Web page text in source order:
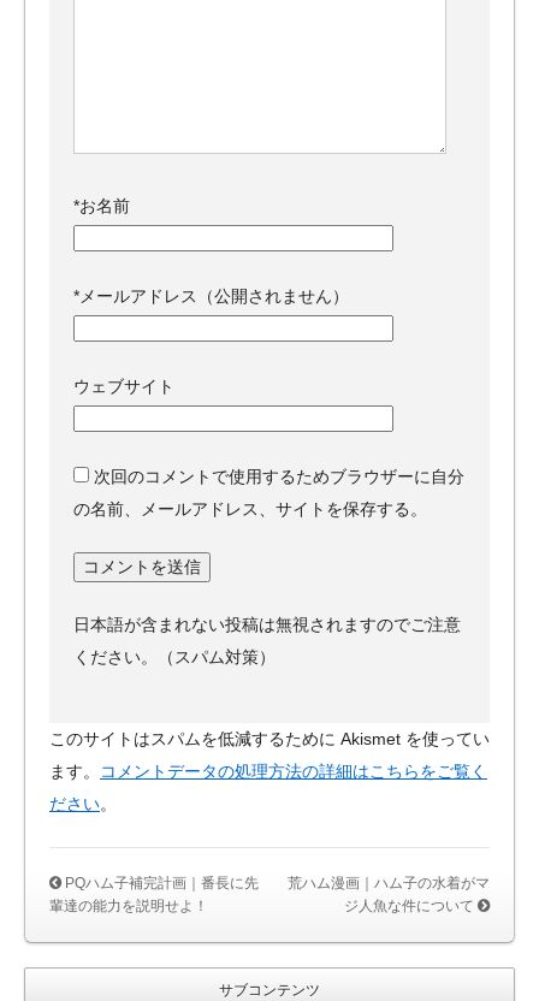
*お名前
*メールアドレス（公開されません）
ウェブサイト
次回のコメントで使用するためブラウザーに自分
の名前、メールアドレス、サイトを保存する。
日本語が含まれない投稿は無視されますのでご注意
ください。（スパム対策）
このサイトはスパムを低減するために Akismet を使ってい
ます。
コメントデータの処理方法の詳細はこちらをご覧く
ださい。
PQハム子補完計画｜番長に先
輩達の能力を説明せよ！
荒ハム漫画｜ハム子の水着がマ
ジ人魚な件について
サブコンテンツ